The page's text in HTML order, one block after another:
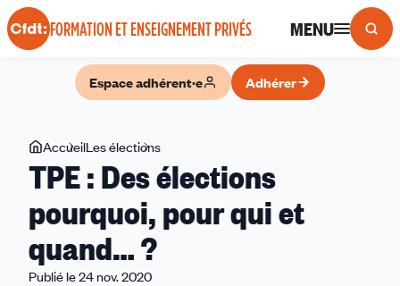
Panneau de gestion des cookies
FORMATION ET ENSEIGNEMENT PRIVÉS MENU
Espace adhérent·e Adhérer
Vous
êtes
ici
AccueilLes élections
:
élections
TPE : Des élections
pourquoi, pour qui et
quand… ?
Publié le 24 nov. 2020